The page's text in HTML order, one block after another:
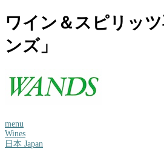
ワイン＆スピリッ
ンズ」
menu
Wines
日本 Japan